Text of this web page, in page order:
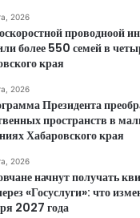
2026
проводноой
более 550 семей в
края
2026
Президента
пространств в
Хабаровского края
2026
начнут получать
«Госуслуги»: что
2027 года